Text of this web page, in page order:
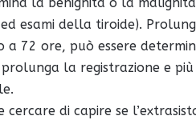
esami della tiroide).
72 ore, può essere
la registrazione e
cercare di capire se